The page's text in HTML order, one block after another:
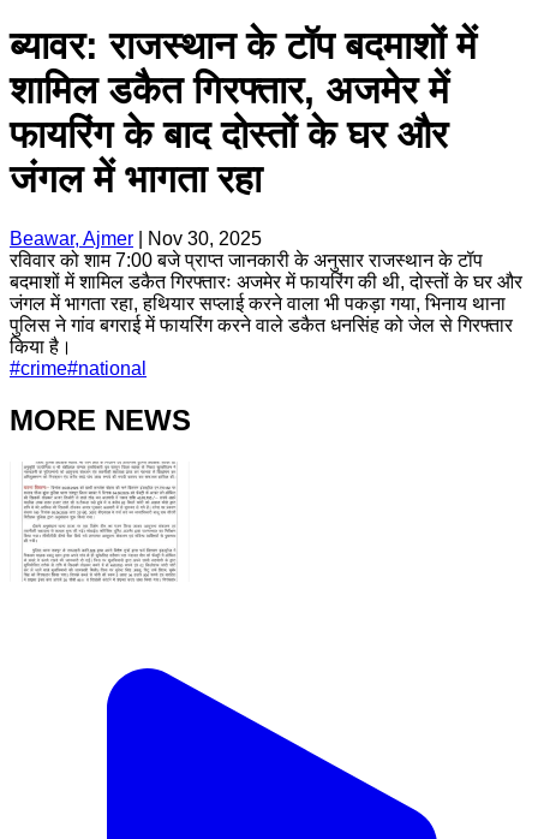
ब्यावर: राजस्थान के टॉप बदमाशों में
शामिल डकैत गिरफ्तार, अजमेर में
फायरिंग के बाद दोस्तों के घर और
जंगल में भागता रहा
Beawar, Ajmer
Nov 30, 2025
रविवार को शाम 7:00 बजे प्राप्त जानकारी के अनुसार राजस्थान के टॉप
बदमाशों में शामिल डकैत गिरफ्तारः अजमेर में फायरिंग की थी, दोस्तों के घर और
जंगल में भागता रहा, हथियार सप्लाई करने वाला भी पकड़ा गया, भिनाय थाना
पुलिस ने गांव बगराई में फायरिंग करने वाले डकैत धनसिंह को जेल से गिरफ्तार
किया है।
#crime#national
MORE NEWS